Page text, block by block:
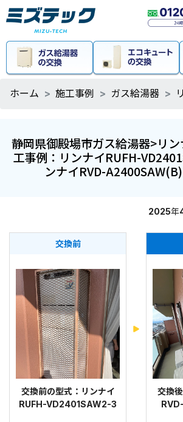
ホーム 施工事例 ガス給湯器
静岡県御殿場市ガス給湯器>リ
工事例：リンナイRUFH-
ンナイRVD-
2025年
交換前
交換前の型式：リンナイ
RUFH-VD2401SAW2-3
交換